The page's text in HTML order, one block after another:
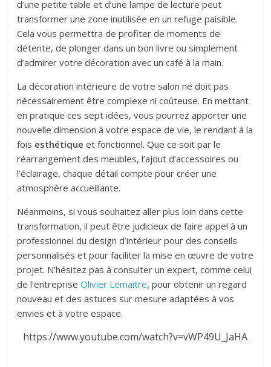
d’une petite table et d’une lampe de lecture peut
transformer une zone inutilisée en un refuge paisible.
Cela vous permettra de profiter de moments de
détente, de plonger dans un bon livre ou simplement
d’admirer votre décoration avec un café à la main.
La décoration intérieure de votre salon ne doit pas
nécessairement être complexe ni coûteuse. En mettant
en pratique ces sept idées, vous pourrez apporter une
nouvelle dimension à votre espace de vie, le rendant à la
fois esthétique et fonctionnel. Que ce soit par le
réarrangement des meubles, l’ajout d’accessoires ou
l’éclairage, chaque détail compte pour créer une
atmosphère accueillante.
Néanmoins, si vous souhaitez aller plus loin dans cette
transformation, il peut être judicieux de faire appel à un
professionnel du design d’intérieur pour des conseils
personnalisés et pour faciliter la mise en œuvre de votre
projet. N’hésitez pas à consulter un expert, comme celui
de l’entrepriseOlivier Lemaitre, pour obtenir un regard
nouveau et des astuces sur mesure adaptées à vos
envies et à votre espace.
https://www.youtube.com/watch?v=vWP49U_JaHA